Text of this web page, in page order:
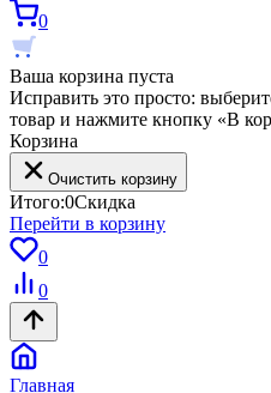
0
Ваша корзина пуста
Исправить это просто:
товар и нажмите кнопку «В
Корзина
Очистить корзину
Итого:0Скидка
Перейти в корзину
0
0
Главная